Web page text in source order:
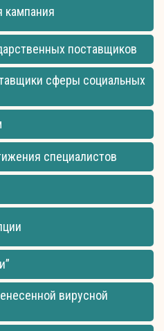
кампания
поставщиков
сферы социальных
специалистов
вирусной